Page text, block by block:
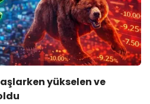
yükselen ve